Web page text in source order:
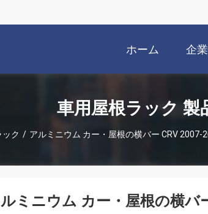
ホーム 企
車用屋根ラック 製
ク / アルミニウム カー・屋根の横バー CRV
ミニウム カー・屋根の横バ